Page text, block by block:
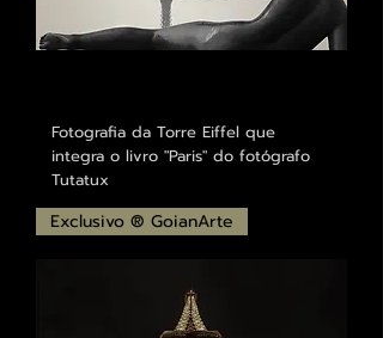
Fotografia da Torre Eiffel que
integra o livro "Paris" do fotógrafo
Tutatux
Exclusivo ® GoianArte